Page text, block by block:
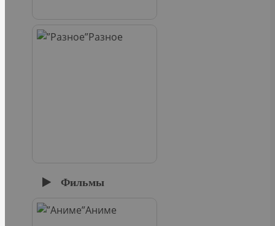
Разное
Фильмы
Аниме